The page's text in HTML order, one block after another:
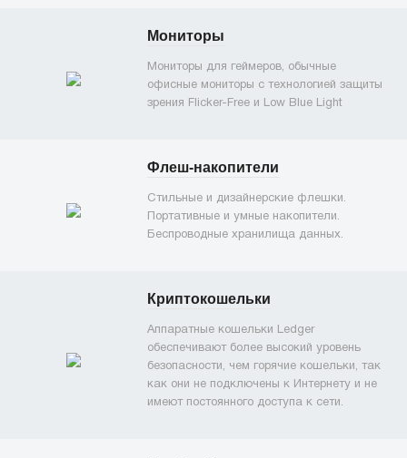
Мониторы
Мониторы для геймеров, обычные
офисные мониторы с технологией защиты
зрения Flicker-Free и Low Blue Light
Флеш-накопители
Стильные и дизайнерские флешки.
Портативные и умные накопители.
Беспроводные хранилища данных.
Криптокошельки
Аппаратные кошельки Ledger
обеспечивают более высокий уровень
безопасности, чем горячие кошельки, так
как они не подключены к Интернету и не
имеют постоянного доступа к сети.